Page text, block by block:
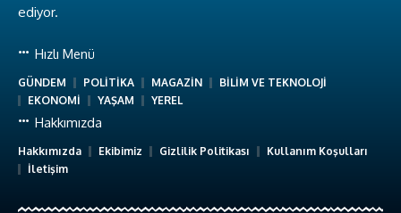
ediyor.
Hızlı Menü
GÜNDEM POLİTİKA MAGAZİN
BİLİM VE TEKNOLOJİ
EKONOMİ
YAŞAM YEREL
Hakkımızda
Hakkımızda Ekibimiz Gizlilik Politikası
Kullanım Koşulları
İletişim